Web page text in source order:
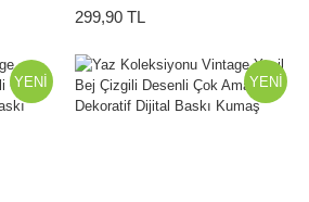
Baskı Kumaş
299,90 TL
YENİ YENİ